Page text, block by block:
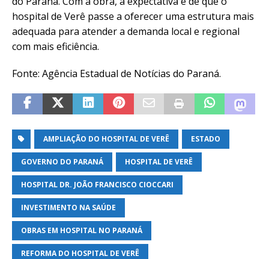
hospital de Verê passe a oferecer uma estrutura mais
adequada para atender a demanda local e regional
com mais eficiência.
Fonte: Agência Estadual de Notícias do Paraná.
AMPLIAÇÃO DO HOSPITAL DE VERÊ ESTADO
GOVERNO DO PARANÁ HOSPITAL DE VERÊ
HOSPITAL DR. JOÃO FRANCISCO CIOCCARI
INVESTIMENTO NA SAÚDE
OBRAS EM HOSPITAL NO PARANÁ
REFORMA DO HOSPITAL DE VERÊ